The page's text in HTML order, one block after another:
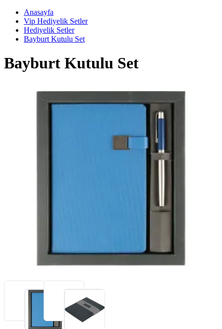
Anasayfa
Vip Hediyelik Setler
Hediyelik Setler
Bayburt Kutulu Set
Bayburt Kutulu Set